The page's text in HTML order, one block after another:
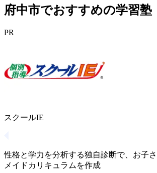
府中市でおすすめの学習塾
PR
スクールIE
性格と学力を分析する独自診断で、お子
メイドカリキュラムを作成